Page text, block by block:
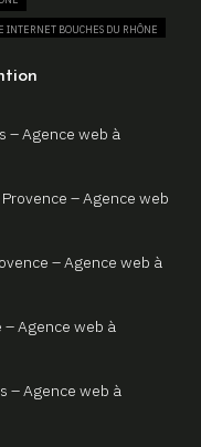
à Aix en Provence
INTERNET BOUCHES DU RHÔNE
BOUCHES DU RHÔNE
DU RHÔNE
RHÔNE
– Agence web à
– Agence web
– Agence web à
Agence web à
– Agence web à